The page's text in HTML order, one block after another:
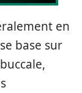
en
base sur